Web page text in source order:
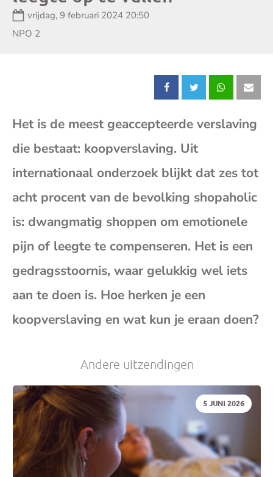
Datum:
vrijdag, 9 februari 2024 20:50
Zender:
NPO 2
Deel
dit
bericht
op
Facebook
Deel
dit
op
X
Deel
dit
op
dit
op
je
Het is de meest geaccepteerde verslaving
die bestaat: koopverslaving. Uit
internationaal onderzoek blijkt dat zes tot
acht procent van de bevolking shopaholic
is: dwangmatig shoppen om emotionele
pijn of leegte te compenseren. Het is een
gedragsstoornis, waar gelukkig wel iets
aan te doen is. Hoe herken je een
koopverslaving en wat kun je eraan doen?
Andere uitzendingen
DATUM:
5 JUNI 2026